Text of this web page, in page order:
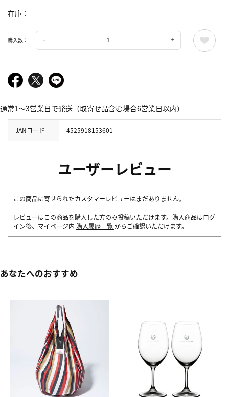
在庫
購入数：
通常1～3営業日で発送（取寄せ品含む場合6営業日以内）
JANコード 4525918153601
ユーザーレビュー
この商品に寄せられたカスタマーレビューはまだありません。
レビューはこの商品を購入した方のみ投稿いただけます。購入商品はログ
イン後、マイページ内 購入履歴一覧 からご確認いただけます。
あなたへのおすすめ